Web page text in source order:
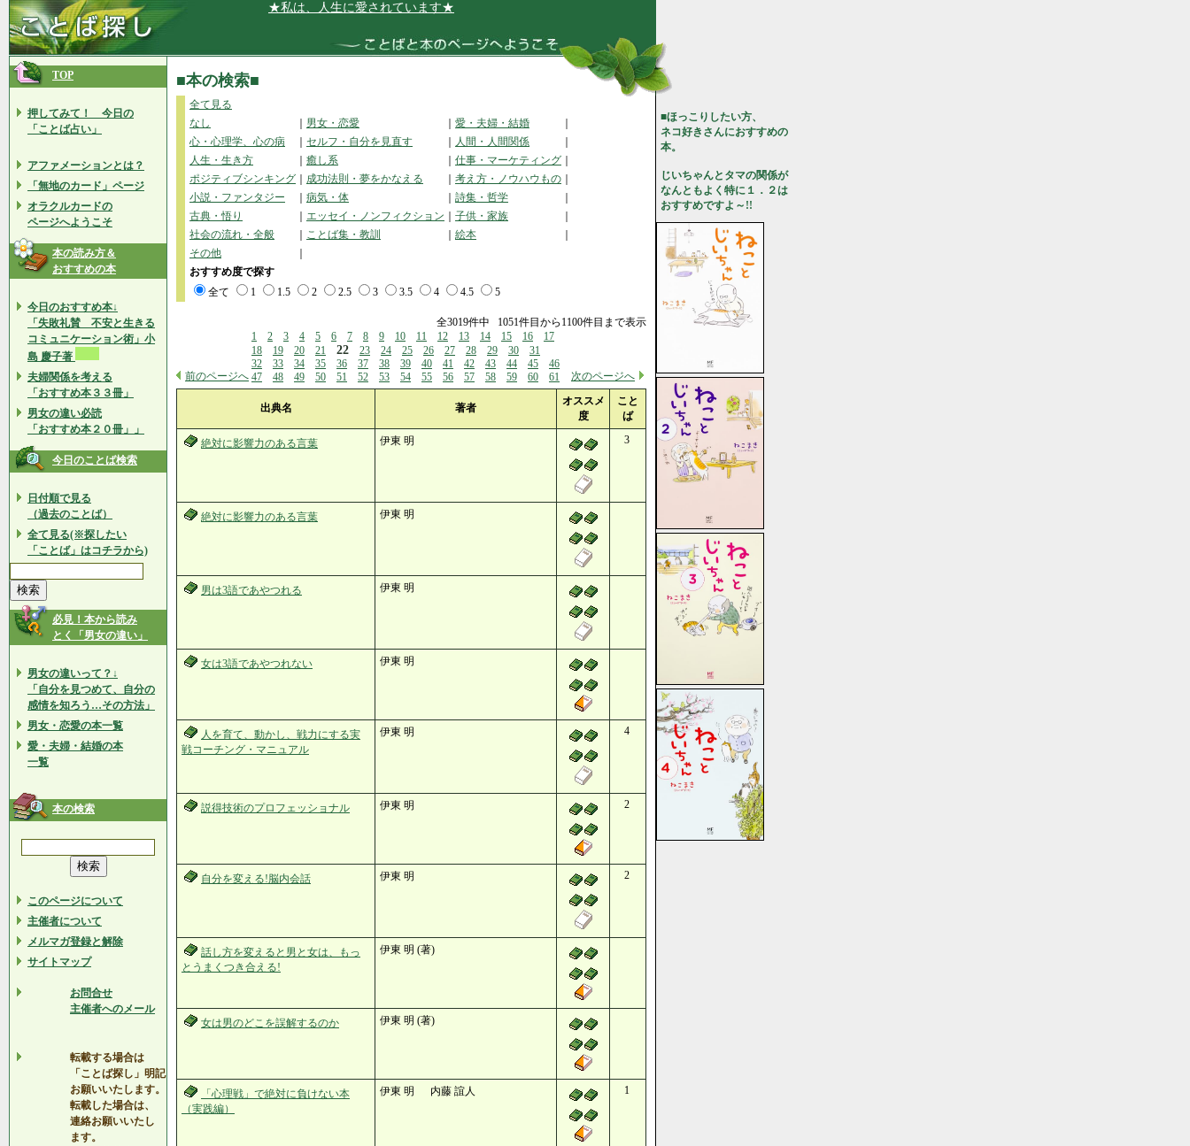
★私は、人生に愛されています★
TOP
押してみて！ 今日の
「ことば占い」
アファメーションとは？
「無地のカード」ページ
オラクルカードの
ページへようこそ
本の読み方＆
おすすめの本
今日のおすすめ本↓
「失敗礼賛 不安と生きる
コミュニケーション術」小
島 慶子著
夫婦関係を考える
「おすすめ本３３冊」
男女の違い必読
「おすすめ本２０冊」」
今日のことば検索
日付順で見る
（過去のことば）
全て見る(※探したい
「ことば」はコチラから)
必見！本から読み
とく「男女の違い」
男女の違いって？↓
「自分を見つめて、自分の
感情を知ろう…その方法」
男女・恋愛の本一覧
愛・夫婦・結婚の本
一覧
本の検索
このページについて
主催者について
メルマガ登録と解除
サイトマップ
お問合せ
主催者へのメール
転載する場合は
「ことば探し」明記
お願いいたします。
転載した場合は、
連絡お願いいたし
ます。
■本の検索■
全て見る
なし
男女・恋愛 愛・夫婦・結婚
心・心理学、心の病
セルフ・自分を見直す 人間・人間関係
人生・生き方
癒し系 仕事・マーケティング
ポジティブシンキング
成功法則・夢をかなえる 考え方・ノウハウもの
小説・ファンタジー
病気・体 詩集・哲学
古典・悟り
エッセイ・ノンフィクション 子供・家族
社会の流れ・全般
ことば集・教訓 絵本
その他
おすすめ度で探す
全て
1 1.5 2 2.5 3 3.5 4 4.5 5
全3019件中 1051件目から1100件目まで表示
前のページへ
1 2 3 4 5 6 7 8 9 10 11 12 13 14 15 16
17
18
19 20 21 22 23 24 25 26 27 28 29 30
31
32
33 34 35 36 37 38 39 40 41 42 43 44 45
46
47
48 49 50 51 52 53 54 55 56 57 58 59 60 61 次のページへ
出典名 著者
オススメ
度
こと
ば
絶対に影響力のある言葉 伊東 明 3
絶対に影響力のある言葉 伊東 明
男は3語であやつれる 伊東 明
女は3語であやつれない 伊東 明
人を育て、動かし、戦力にする実
戦コーチング・マニュアル
伊東 明 4
説得技術のプロフェッショナル 伊東 明 2
自分を変える!脳内会話 伊東 明 2
話し方を変えると男と女は、もっ
とうまくつき合える!
伊東 明 (著)
女は男のどこを誤解するのか 伊東 明 (著)
「心理戦」で絶対に負けない本
（実践編）
伊東 明 内藤 誼人 1
■ほっこりしたい方、
ネコ好きさんにおすすめの
本。
じいちゃんとタマの関係が
なんともよく特に１．２は
おすすめですよ～!!